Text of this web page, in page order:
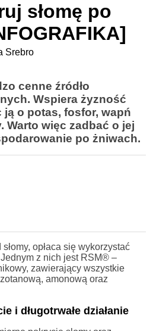
słomę po
Srebro
cenne źródło
Wspiera żyzność
o potas, fosfor, wapń
Warto więc zadbać o jej
po żniwach.
opłaca się wykorzystać
z nich jest RSM® –
zawierający wszystkie
amonową oraz
i długotrwałe działanie